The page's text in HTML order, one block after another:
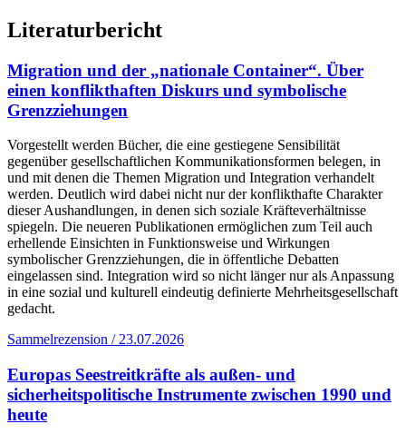
Literaturbericht
Migration und der „nationale Container“. Über
einen konflikthaften Diskurs und symbolische
Grenzziehungen
Vorgestellt werden Bücher, die eine gestiegene Sensibilität
gegenüber gesellschaftlichen Kommunikationsformen belegen, in
und mit denen die Themen Migration und Integration verhandelt
werden. Deutlich wird dabei nicht nur der konflikthafte Charakter
dieser Aushandlungen, in denen sich soziale Kräfteverhältnisse
spiegeln. Die neueren Publikationen ermöglichen zum Teil auch
erhellende Einsichten in Funktionsweise und Wirkungen
symbolischer Grenzziehungen, die in öffentliche Debatten
eingelassen sind. Integration wird so nicht länger nur als Anpassung
in eine sozial und kulturell eindeutig definierte Mehrheitsgesellschaft
gedacht.
Sammelrezension / 23.07.2026
Europas Seestreitkräfte als außen- und
sicherheitspolitische Instrumente zwischen 1990 und
heute